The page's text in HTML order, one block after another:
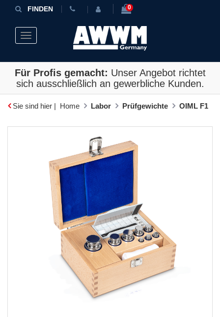
FINDEN 0
Toggle navigation
Für Profis gemacht: Unser Angebot richtet
sich ausschließlich an gewerbliche Kunden.
Sie sind hier | Home Labor Prüfgewichte OIML F1